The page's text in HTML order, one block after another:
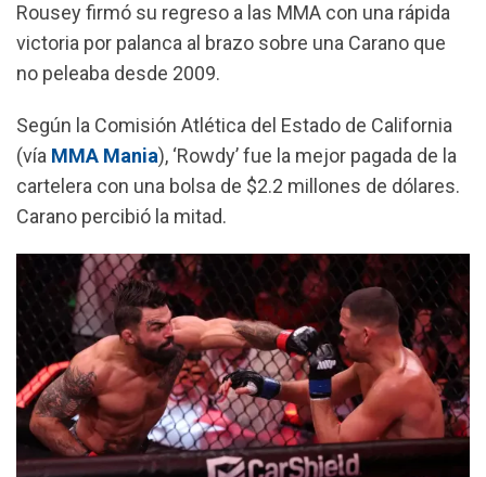
o
o
k
A
p
p
r
a
m
Rousey firmó su regreso a las MMA con una rápida
victoria por palanca al brazo sobre una Carano que
no peleaba desde 2009.
Según la Comisión Atlética del Estado de California
(vía MMA Mania), ‘Rowdy’ fue la mejor pagada de la
cartelera con una bolsa de $2.2 millones de dólares.
Carano percibió la mitad.